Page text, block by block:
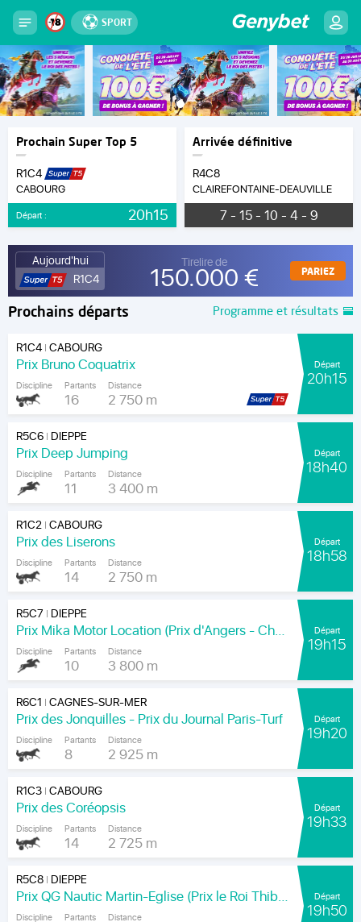
SPORT
Prochain Super Top 5
R1C4
CABOURG
Départ : 20h15
Arrivée définitive
R4C8
CLAIREFONTAINE-DEAUVILLE
7 - 15 - 10 - 4 - 9
Aujourd'hui
R1C4
Tirelire de
150.000 € PARIEZ
Prochains départs Programme et résultats
R1C4|CABOURG
Prix Bruno Coquatrix
Discipline Partants
16
Distance
2 750 m
Départ
20h15
R5C6| DIEPPE
Prix Deep Jumping
Discipline Partants
11
Distance
3 400 m
Départ
18h40
R1C2|CABOURG
Prix des Liserons
Discipline Partants
14
Distance
2 750 m
Départ
18h58
R5C7 | DIEPPE
Prix Mika Motor Location (Prix d'Angers - Chamionnat Paris-Turf des Apprentis-Jeunes-Jockeys)
Discipline Partants
10
Distance
3 800 m
Départ
19h15
R6C1 |CAGNES-SUR-MER
Prix des Jonquilles - Prix du Journal Paris-Turf
Discipline Partants
8
Distance
2 925 m
Départ
19h20
R1C3|CABOURG
Prix des Coréopsis
Discipline Partants
14
Distance
2 725 m
Départ
19h33
R5C8| DIEPPE
Prix QG Nautic Martin-Eglise (Prix le Roi Thibault)
Discipline Partants Distance
Départ
19h50